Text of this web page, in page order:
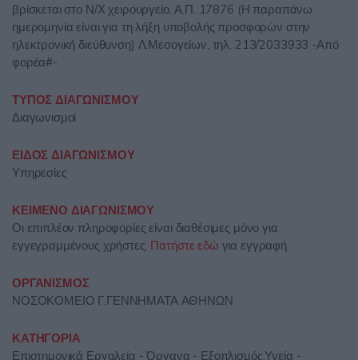
Δοκιμάστε την Υπηρεσία
Επικοινωνία
Σύνδεση
Είσοδος
βρίσκεται στο Ν/Χ χειρουργείο, Α.Π. 17876 (Η παραπάνω
ημερομηνία είναι για τη λήξη υποβολής προσφορών στην
ηλεκτρονική διεύθυνση) Λ.Μεσογείων, τηλ. 213/2033933 -Από
φορέα#-
ΤΥΠΟΣ ΔΙΑΓΩΝΙΣΜΟΥ
Διαγωνισμοί
ΕΙΔΟΣ ΔΙΑΓΩΝΙΣΜΟΥ
Υπηρεσίες
ΚΕΙΜΕΝΟ ΔΙΑΓΩΝΙΣΜΟΥ
Οι επιπλέον πληροφορίες είναι διαθέσιμες μόνο για
εγγεγραμμένους χρήστες. Πατήστε εδώ για εγγραφή.
ΟΡΓΑΝΙΣΜΟΣ
ΝΟΣΟΚΟΜΕΙΟ Γ.ΓΕΝΝΗΜΑΤΑ ΑΘΗΝΩΝ
ΚΑΤΗΓΟΡΙΑ
Επιστημονικά Εργαλεία - Όργανα - Εξοπλισμός,Υγεία -